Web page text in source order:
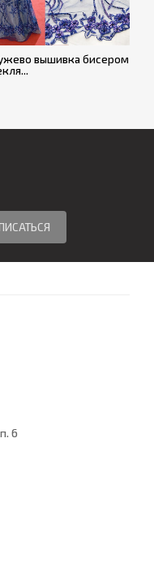
вышивка бисером
6